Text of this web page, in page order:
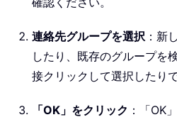
連絡先グループを選択 ：新
したり、既存のグループを
接クリックして選択したりで
「OK」をクリック ：「OK